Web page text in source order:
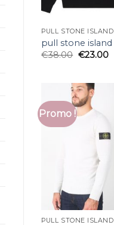
PULL STONE ISLAND
pull stone island
€38.00 €23.00
Promo !
PULL STONE ISLAND